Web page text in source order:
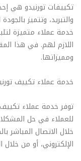
تكييفات تورنيدو هي
والتبريد، وتتميز
خدمة عملاء متميزة
اللازم لهم. في هذا
ومميزاتها.
خدمة عملاء تكييف
توفر خدمة عملاء تكييف
للعملاء في حل
خلال الاتصال المباشر
الإلكتروني، أو من خلال